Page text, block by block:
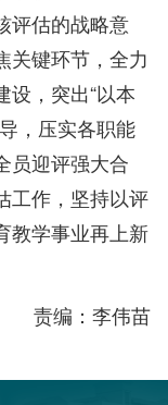
评估的战略意
关键环节，全力
设，突出“以本
，压实各职能
员迎评强大合
工作，坚持以评
教学事业再上新
责编：李伟苗